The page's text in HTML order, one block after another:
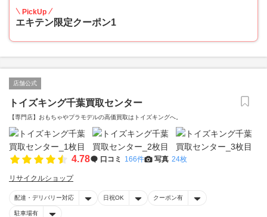
PickUp
エキテン限定クーポン1
店舗公式
トイズキング千葉買取センター
【専門店】おもちゃやプラモデルの高価買取はトイズキングへ。‎
4.78 口コミ 166件 写真 24枚
リサイクルショップ
配達・デリバリー対応 日祝OK クーポン有
駐車場有